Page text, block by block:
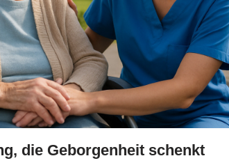
die Geborgenheit schenkt